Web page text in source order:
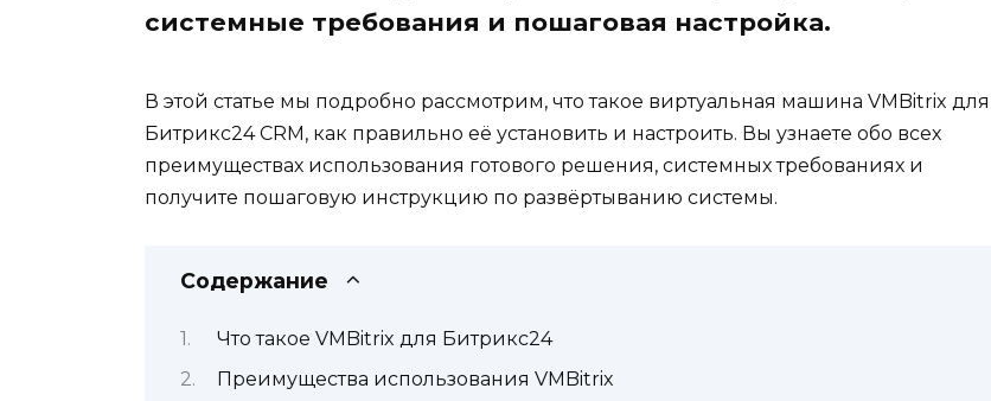
системные требования и пошаговая настройка.
В этой статье мы подробно рассмотрим, что такое виртуальная машина VMBitrix для
Битрикс24 CRM, как правильно её установить и настроить. Вы узнаете обо всех
преимуществах использования готового решения, системных требованиях и
получите пошаговую инструкцию по развёртыванию системы.
Содержание
Что такое VMBitrix для Битрикс24
Преимущества использования VMBitrix